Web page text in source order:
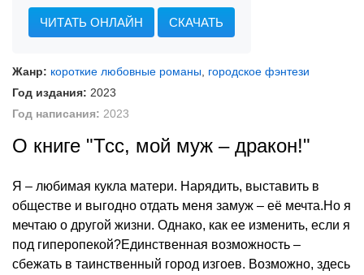
ЧИТАТЬ ОНЛАЙН СКАЧАТЬ
Жанр: короткие любовные романы городское фэнтези
Год издания: 2023
Год написания: 2023
О книге "Тсс, мой муж – дракон!"
Я – любимая кукла матери. Нарядить, выставить в
обществе и выгодно отдать меня замуж – её мечта.Но я
мечтаю о другой жизни. Однако, как ее изменить, если я
под гиперопекой?Единственная возможность –
сбежать в таинственный город изгоев. Возможно, здесь